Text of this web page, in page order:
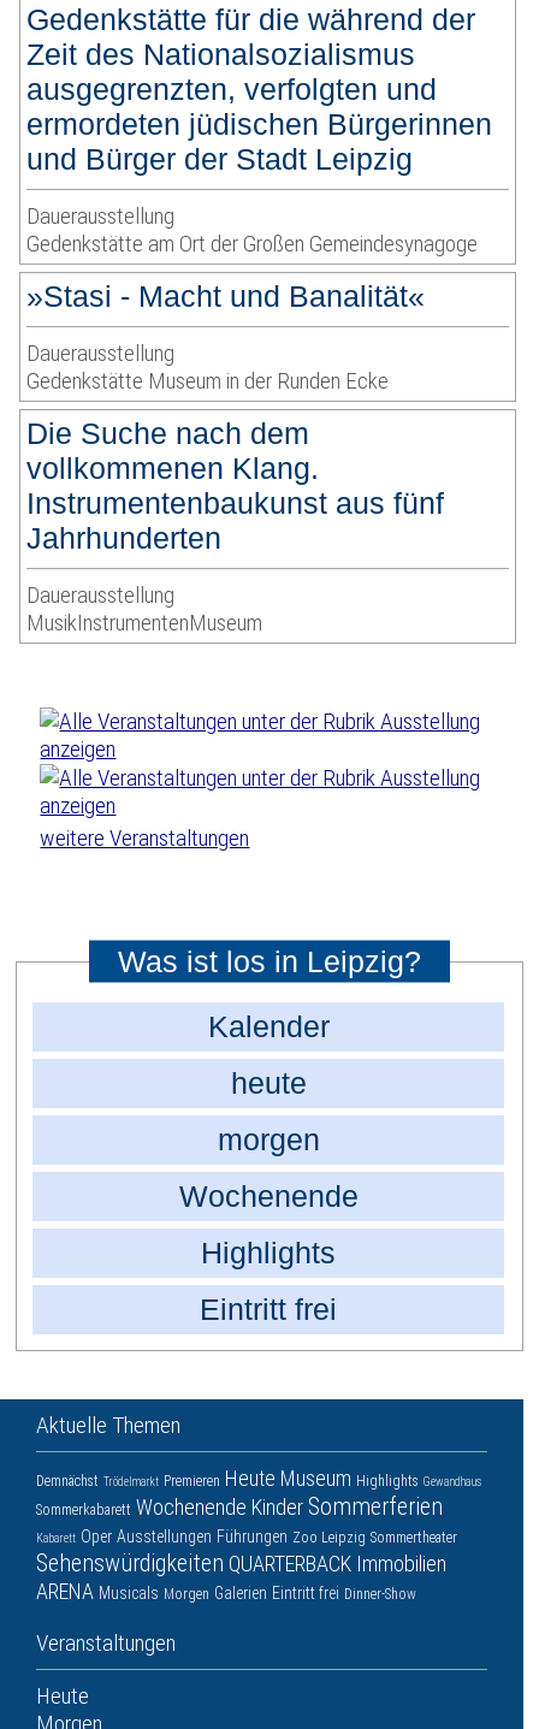
Gedenkstätte für die während der
Zeit des Nationalsozialismus
ausgegrenzten, verfolgten und
ermordeten jüdischen Bürgerinnen
und Bürger der Stadt Leipzig
Dauerausstellung
Gedenkstätte am Ort der Großen Gemeindesynagoge
»Stasi - Macht und Banalität«
Dauerausstellung
Gedenkstätte Museum in der Runden Ecke
Die Suche nach dem
vollkommenen Klang.
Instrumentenbaukunst aus fünf
Jahrhunderten
Dauerausstellung
MusikInstrumentenMuseum
weitere Veranstaltungen
Was ist los in Leipzig?
Kalender
heute
morgen
Wochenende
Highlights
Eintritt frei
Aktuelle Themen
Demnächst Trödelmarkt Premieren Heute Museum Highlights Gewandhaus
Sommerkabarett Wochenende KinderSommerferien
Kabarett Oper Ausstellungen Führungen Zoo Leipzig Sommertheater
Sehenswürdigkeiten QUARTERBACK Immobilien
ARENA Musicals Morgen Galerien Eintritt frei Dinner-Show
Veranstaltungen
Heute
Morgen